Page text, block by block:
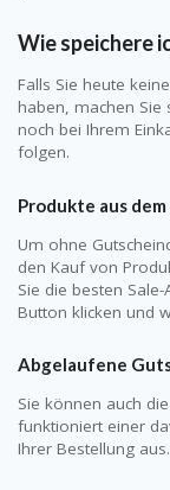
Wie speichere
Falls Sie heute
haben, machen Sie
noch bei Ihrem
folgen.
Produkte aus
Um ohne
den Kauf von
Sie die besten Sale-
Button klicken und
Abgelaufene
Sie können auch
funktioniert einer
Ihrer Bestellung aus.